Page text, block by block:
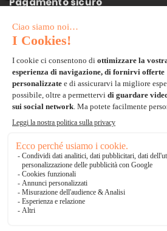
Carta di credito
Paypal
Bonifico Bancario
3 volte senza tasse
*Soluzioni di consegna
Delivengo Domicilio Internazionale